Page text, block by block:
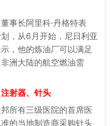
事长阿里科·丹格特表
，从6月开始，尼日利亚
，他的炼油厂可以满足
洲大陆的航空燃油需
射器、针头
所有三级医院的首席医
的当地制造商采购针头